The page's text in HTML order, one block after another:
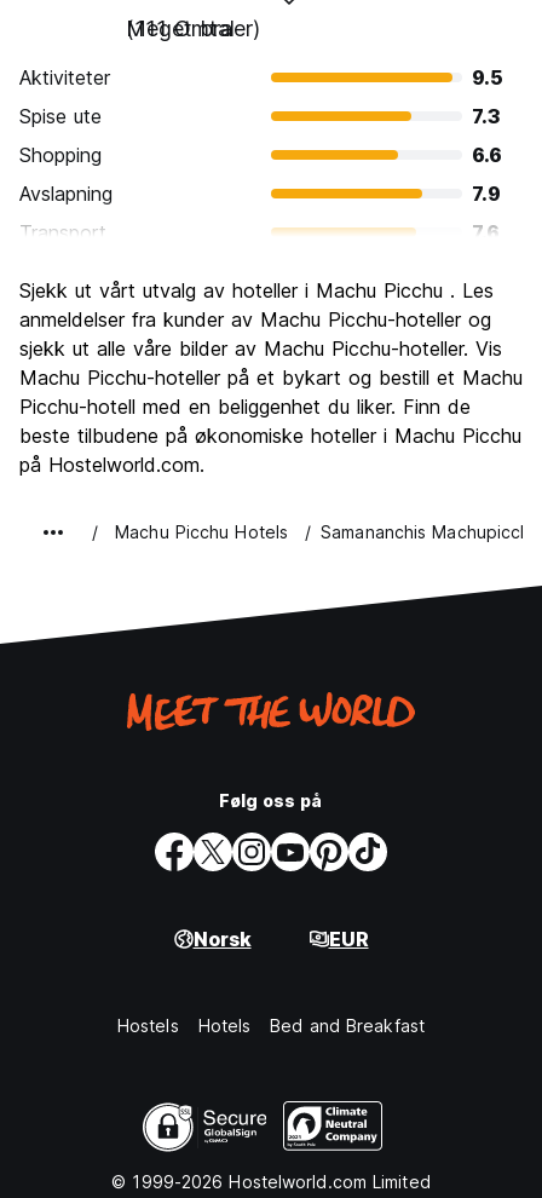
Meget bra
(111 Omtaler)
Aktiviteter
9.5
Spise ute
7.3
Shopping
6.6
Avslapning
7.9
Transport
7.6
Kultur
9.2
Feste
6.5
Verdi for pengene
7.0
Sjekk ut vårt utvalg av hoteller i Machu Picchu . Les
anmeldelser fra kunder av Machu Picchu-hoteller og
sjekk ut alle våre bilder av Machu Picchu-hoteller. Vis
Machu Picchu-hoteller på et bykart og bestill et Machu
Picchu-hotell med en beliggenhet du liker. Finn de
beste tilbudene på økonomiske hoteller i Machu Picchu
på Hostelworld.com.
Machu Picchu Hotels Samananchis Machupicchu
Følg oss på
Norsk EUR
Hostels Hotels Bed and Breakfast
© 1999-2026 Hostelworld.com Limited